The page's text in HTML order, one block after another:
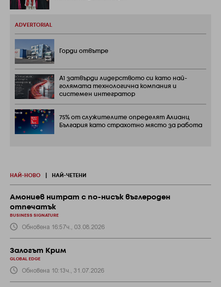
ADVERTORIAL
Горди отвътре
А1 затвърди лидерството си като най-
голямата технологична компания и
системен интегратор
75% от служителите определят Алианц
България като страхотно място за работа
НАЙ-НОВО НАЙ-ЧЕТЕНИ
Амониев нитрат с по-нисък въглероден
отпечатък
BUSINESS SIGNATURE
Обновена 16:57ч., 03.08.2026
Залогът Крим
GLOBAL EDGE
Обновена 10:13ч., 31.07.2026